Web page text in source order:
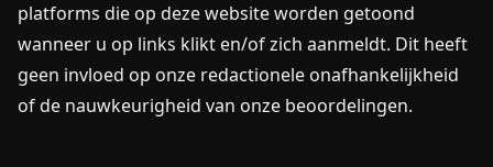
platforms die op deze website worden getoond
wanneer u op links klikt en/of zich aanmeldt. Dit heeft
geen invloed op onze redactionele onafhankelijkheid
of de nauwkeurigheid van onze beoordelingen.